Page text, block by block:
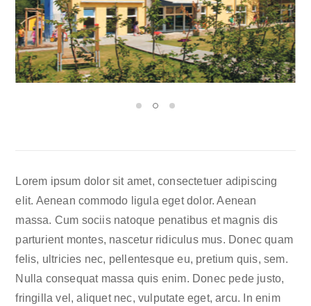
Lorem ipsum dolor sit amet, consectetuer adipiscing
elit. Aenean commodo ligula eget dolor. Aenean
massa. Cum sociis natoque penatibus et magnis dis
parturient montes, nascetur ridiculus mus. Donec quam
felis, ultricies nec, pellentesque eu, pretium quis, sem.
Nulla consequat massa quis enim. Donec pede justo,
fringilla vel, aliquet nec, vulputate eget, arcu. In enim